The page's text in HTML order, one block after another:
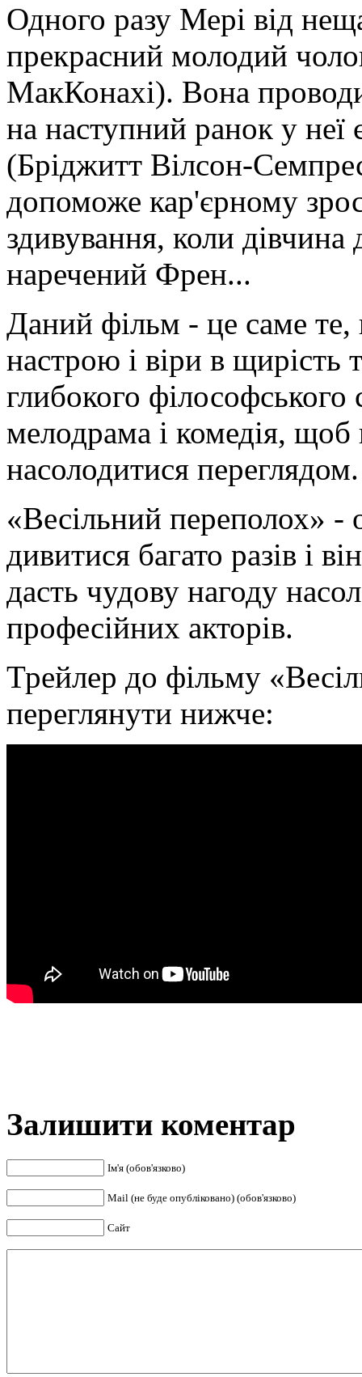
Одного разу Мері від
прекрасний молодий
МакКонахі). Вона
на наступний ранок у неї
(Бріджитт Вілсон-
допоможе кар'єрному
здивування, коли дівчина
наречений Френ...
Даний фільм - це саме те,
настрою і віри в щирість
глибокого філософського
мелодрама і комедія, щоб
насолодитися переглядом.
«Весільний переполох»
дивитися багато разів і
дасть чудову нагоду
професійних акторів.
Трейлер до фільму
переглянути нижче:
Залишити коментар
Ім'я (обов'язково)
Mail (не буде опубліковано) (обов'язково)
Сайт